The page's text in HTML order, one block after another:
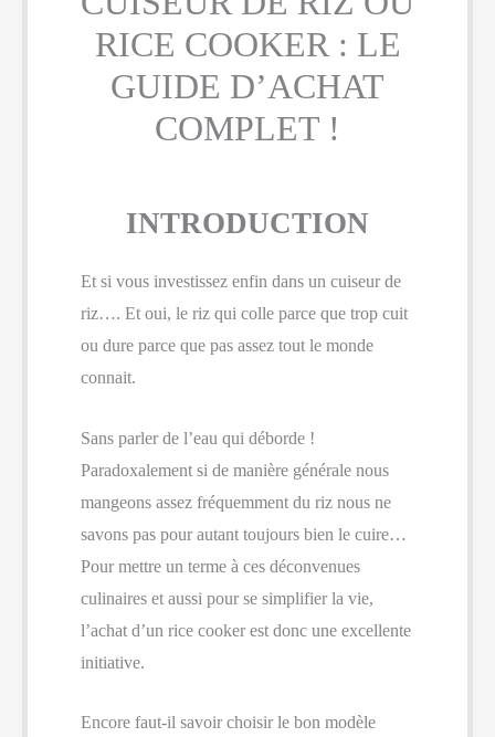
RICE COOKER : LE
GUIDE D’ACHAT
COMPLET !
INTRODUCTION
Et si vous investissez enfin dans un cuiseur de
riz…. Et oui, le riz qui colle parce que trop cuit
ou dure parce que pas assez tout le monde
connait.
Sans parler de l’eau qui déborde !
Paradoxalement si de manière générale nous
mangeons assez fréquemment du riz nous ne
savons pas pour autant toujours bien le cuire…
Pour mettre un terme à ces déconvenues
culinaires et aussi pour se simplifier la vie,
l’achat d’un rice cooker est donc une excellente
initiative.
Encore faut-il savoir choisir le bon modèle